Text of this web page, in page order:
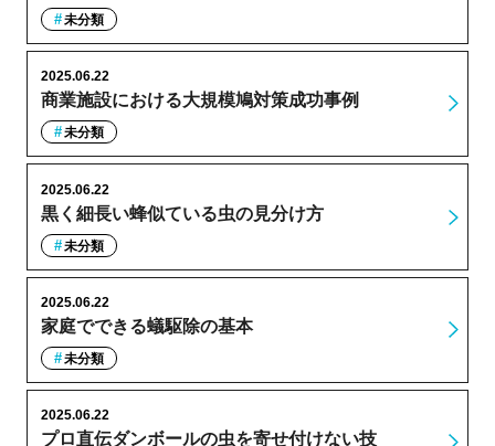
未分類
商業施設における大規模鳩対策成功事例
2025.06.22
未分類
黒く細長い蜂似ている虫の見分け方
2025.06.22
未分類
家庭でできる蟻駆除の基本
2025.06.22
未分類
プロ直伝ダンボールの虫を寄せ付けない技
2025.06.22